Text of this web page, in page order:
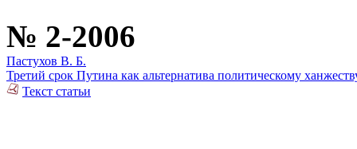
№ 2-2006
Пастухов В. Б.
Третий срок Путина как альтернатива политическому
Текст статьи